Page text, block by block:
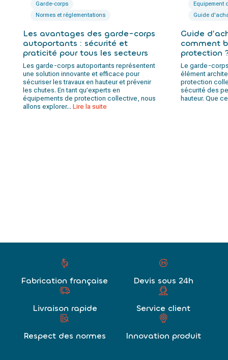
Garde-corps
Normes et réglementations
Les avantages des garde-corps
autoportants : sécurité et
praticité pour tous les secteurs
Les garde-corps autoportants représentent
une solution innovante et efficace pour
sécuriser les travaux en hauteur et prévenir
les chutes. En tant qu’experts en
équipements de protection collective, nous
allons explorer... Lire la suite
Equipement
Guide
Guide
comment
protection
Le garde-
élément
protection
sécurité des
hauteur. Que
Fabrication française Devis sous 24h
Livraison rapide Service client
Respect des normes Innovation produit